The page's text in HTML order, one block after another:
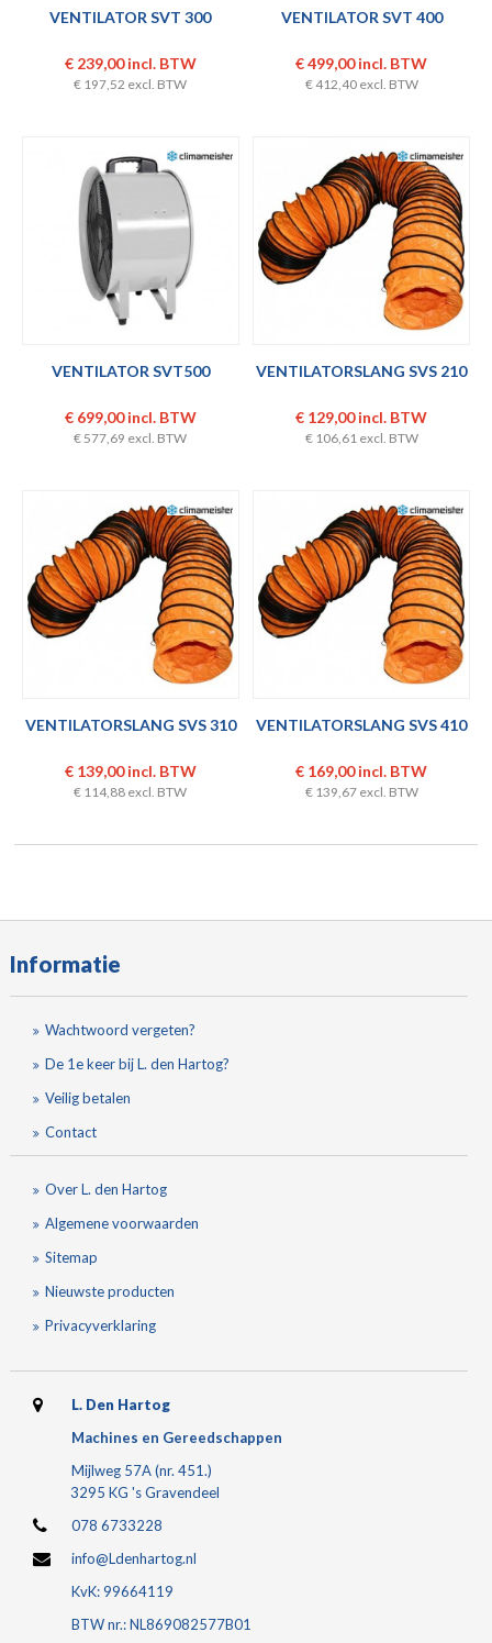
VENTILATOR SVT 300
€ 239,00 incl. BTW
€ 197,52 excl. BTW
VENTILATOR SVT 400
€ 499,00 incl. BTW
€ 412,40 excl. BTW
VENTILATOR SVT500
€ 699,00 incl. BTW
€ 577,69 excl. BTW
VENTILATORSLANG SVS 210
€ 129,00 incl. BTW
€ 106,61 excl. BTW
VENTILATORSLANG SVS 310
€ 139,00 incl. BTW
€ 114,88 excl. BTW
VENTILATORSLANG SVS 410
€ 169,00 incl. BTW
€ 139,67 excl. BTW
Informatie
Wachtwoord vergeten?
De 1e keer bij L. den Hartog?
Veilig betalen
Contact
Over L. den Hartog
Algemene voorwaarden
Sitemap
Nieuwste producten
Privacyverklaring
L. Den Hartog
Machines en Gereedschappen
Mijlweg 57A (nr. 451.)
3295 KG 's Gravendeel
078 6733228
info@Ldenhartog.nl
KvK: 99664119
BTW nr.: NL869082577B01